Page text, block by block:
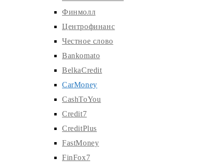
Финмолл
Центрофинанс
Честное слово
Bankomato
BelkaCredit
CarMoney
CashToYou
Credit7
CreditPlus
FastMoney
FinFox7